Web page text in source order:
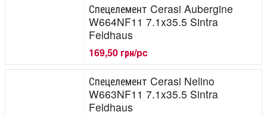
Спецелемент Cerasi Aubergine
W664NF11 7.1x35.5 Sintra
Feldhaus
169,50 грн/pc
Спецелемент Cerasi Nelino
W663NF11 7.1x35.5 Sintra
Feldhaus